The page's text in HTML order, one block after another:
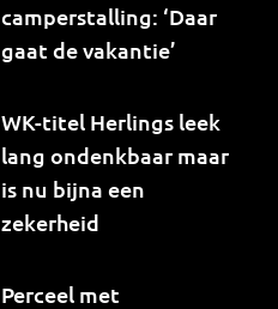
camperstalling: ‘Daar
gaat de vakantie’
WK-titel Herlings leek
lang ondenkbaar maar
is nu bijna een
zekerheid
Perceel met